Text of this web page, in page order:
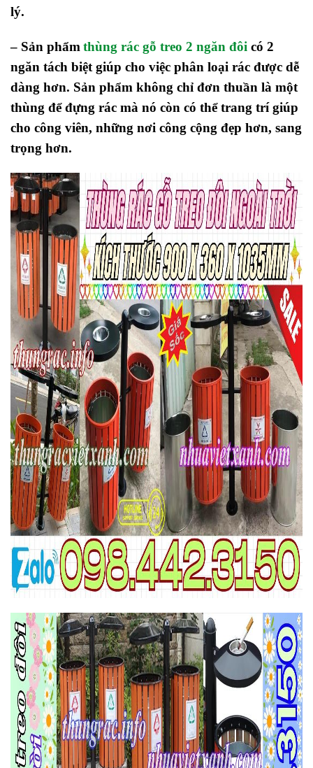
lý.
– Sản phẩm thùng rác gỗ treo 2 ngăn đôi có 2
ngăn tách biệt giúp cho việc phân loại rác được dễ
dàng hơn. Sản phẩm không chỉ đơn thuần là một
thùng để đựng rác mà nó còn có thể trang trí giúp
cho công viên, những nơi công cộng đẹp hơn, sang
trọng hơn.